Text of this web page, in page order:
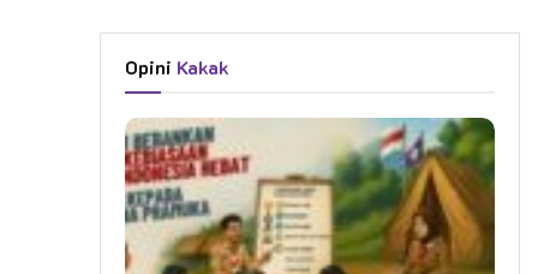
Opini Kakak